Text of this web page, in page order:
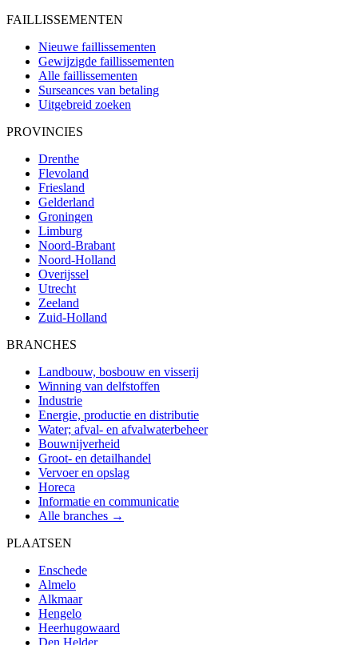
FAILLISSEMENTEN
Nieuwe faillissementen
Gewijzigde faillissementen
Alle faillissementen
Surseances van betaling
Uitgebreid zoeken
PROVINCIES
Drenthe
Flevoland
Friesland
Gelderland
Groningen
Limburg
Noord-Brabant
Noord-Holland
Overijssel
Utrecht
Zeeland
Zuid-Holland
BRANCHES
Landbouw, bosbouw en visserij
Winning van delfstoffen
Industrie
Energie, productie en distributie
Water; afval- en afvalwaterbeheer
Bouwnijverheid
Groot- en detailhandel
Vervoer en opslag
Horeca
Informatie en communicatie
Alle branches →
PLAATSEN
Enschede
Almelo
Alkmaar
Hengelo
Heerhugowaard
Den Helder